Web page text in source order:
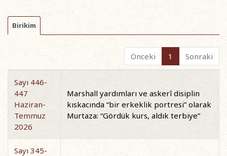
Birikim
Önceki 1 Sonraki
Sayı 446-
447
Haziran-
Temmuz
2026
Marshall yardımları ve askerî disiplin
kıskacında “bir erkeklik portresi” olarak
Murtaza: “Gördük kurs, aldık terbiye”
Sayı 345-